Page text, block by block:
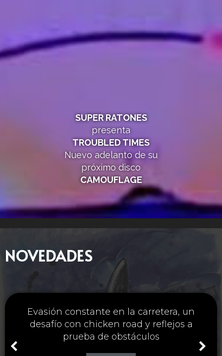
SUPER RATONES
presenta
TROUBLED TIMES
Nuevo adelanto de su
próximo disco
CAMOUFLAGE
NOVEDADES
Única estrategia y chicken road casino
para maximizar ganancias cruzando
carreteras peligrosas